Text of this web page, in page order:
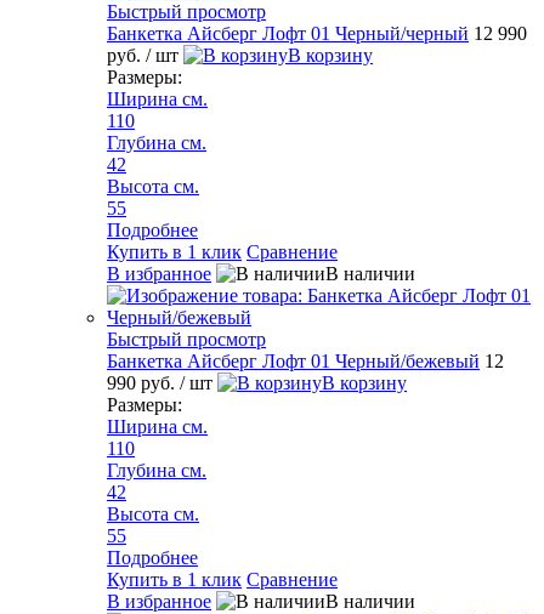
Быстрый просмотр
Банкетка Айсберг Лофт 01 Черный/черный 12 990
руб. / шт
В корзину
Размеры:
Ширина см.
110
Глубина см.
42
Высота см.
55
Подробнее
Купить в 1 клик Сравнение
В избранное
В наличии
Быстрый просмотр
Банкетка Айсберг Лофт 01 Черный/бежевый 12
990 руб. / шт
В корзину
Размеры:
Ширина см.
110
Глубина см.
42
Высота см.
55
Подробнее
Купить в 1 клик Сравнение
В избранное
В наличии